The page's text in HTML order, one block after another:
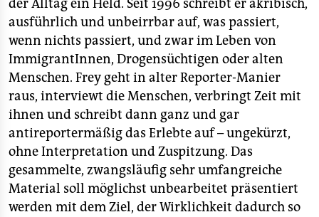
epaper login
der Alltag ein Held. Seit 1996 schreibt er akribisch,
ausführlich und unbeirrbar auf, was passiert,
wenn nichts passiert, und zwar im Leben von
ImmigrantInnen, Drogensüchtigen oder alten
Menschen. Frey geht in alter Reporter-Manier
raus, interviewt die Menschen, verbringt Zeit mit
ihnen und schreibt dann ganz und gar
antireportermäßig das Erlebte auf – ungekürzt,
ohne Interpretation und Zuspitzung. Das
gesammelte, zwangsläufig sehr umfangreiche
Material soll möglichst unbearbeitet präsentiert
werden mit dem Ziel, der Wirklichkeit dadurch so